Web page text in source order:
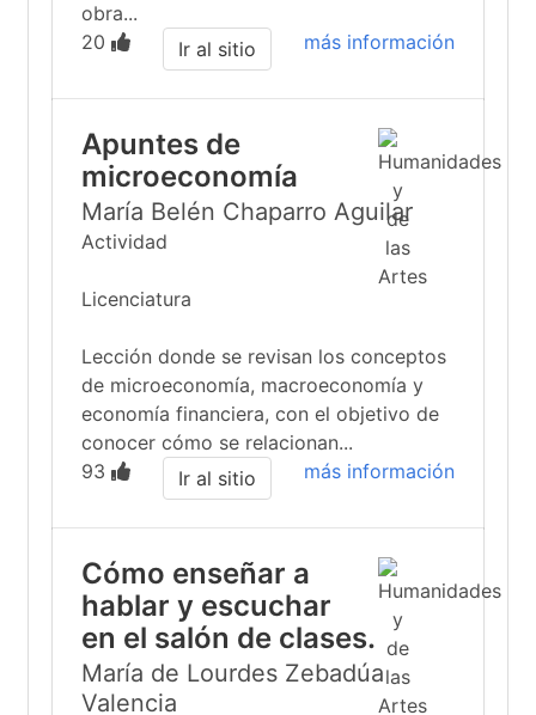
obra...
20
más información
Ir al sitio
Apuntes de
microeconomía
María Belén Chaparro Aguilar
Actividad
Licenciatura
Lección donde se revisan los conceptos
de microeconomía, macroeconomía y
economía financiera, con el objetivo de
conocer cómo se relacionan...
93
más información
Ir al sitio
Cómo enseñar a
hablar y escuchar
en el salón de clases.
María de Lourdes Zebadúa
Valencia